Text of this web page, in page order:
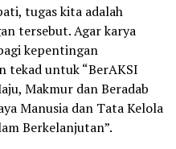
tugas kita adalah
tersebut. Agar karya
kepentingan
tekad untuk “BerAKSI
Makmur dan Beradab
Manusia dan Tata Kelola
Berkelanjutan”.